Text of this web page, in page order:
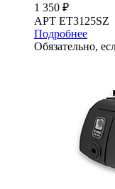
1 350 ₽
АРТ ET3125SZ
Подробнее
Обязательно,